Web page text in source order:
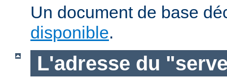
Un document de base
disponible.
L'adresse du